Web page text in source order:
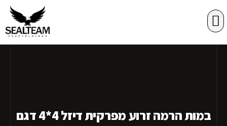
במות הרמה זרוע מפרקית דיזל 4*4 דגם